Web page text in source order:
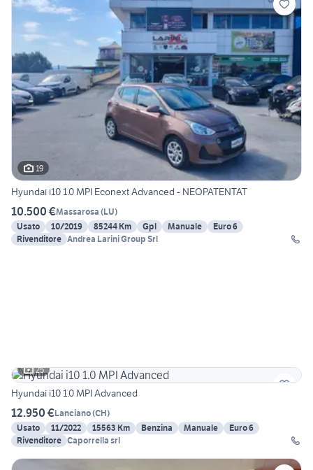
19
Hyundai i10 1.0 MPI Econext Advanced - NEOPATENTAT
10.500 €Massarosa (LU)
Usato
10/2019 85244 Km Gpl Manuale
Euro 6
Rivenditore Andrea Larini Group Srl
25
Hyundai i10 1.0 MPI Advanced
12.950 €Lanciano(CH)
Usato
11/2022 15563 Km Benzina Manuale
Euro 6
Rivenditore Caporrella srl